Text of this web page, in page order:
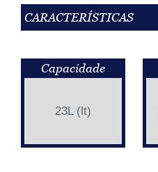
CARACTERÍSTICAS
Capacidade
23L (lt)